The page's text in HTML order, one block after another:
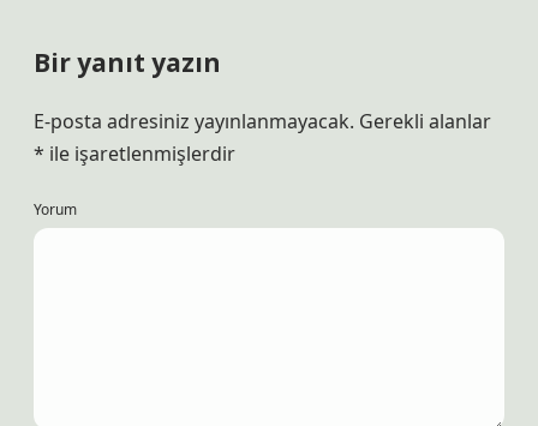
Bir yanıt yazın
E-posta adresiniz yayınlanmayacak. Gerekli alanlar
* ile işaretlenmişlerdir
Yorum